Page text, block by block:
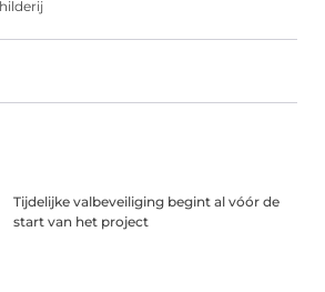
Tijdelijke valbeveiliging begint al vóór de
start van het project